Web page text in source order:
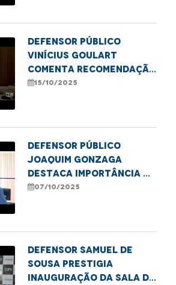
Defensor público
Vinícius Goulart
comenta recomendação
da Defensoria por mais
15/10/2025
Defensor público
Joaquim Gonzaga
destaca importância da
denúncia na proteção
07/10/2025
Defensor Samuel de
Sousa prestigia
inauguração da sala da